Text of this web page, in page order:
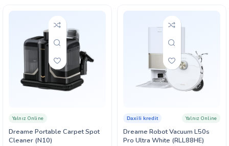
Dreame Portable Carpet Spot
Cleaner (N10)
Yalnız Online
Dreame Robot Vacuum L50s
Pro Ultra White (RLL88HE)
Daxili kredit Yalnız Online